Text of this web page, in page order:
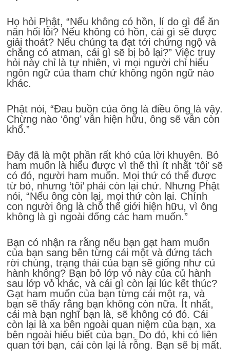
Họ hỏi Phật, “Nếu không có hồn, lí do gì để ăn
năn hối lỗi? Nếu không có hồn, cái gì sẽ được
giải thoát? Nếu chúng ta đạt tới chứng ngộ và
chẳng có atman, cái gì sẽ bị bỏ lại?” Việc truy
hỏi này chỉ là tự nhiên, vì mọi người chỉ hiểu
ngôn ngữ của tham chứ không ngôn ngữ nào
khác.
Phật nói, “Đau buồn của ông là điều ông là vậy.
Chừng nào ‘ông’ vẫn hiện hữu, ông sẽ vẫn còn
khổ.”
Đây đã là một phần rất khó của lời khuyên. Bỏ
ham muốn là hiểu được vì thế thì ít nhất ‘tôi’ sẽ
có đó, người ham muốn. Mọi thứ có thể được
từ bỏ, nhưng ‘tôi’ phải còn lại chứ. Nhưng Phật
nói, “Nếu ông còn lại, mọi thứ còn lại. Chính
con người ông là chỗ thế giới hiện hữu, vì ông
không là gì ngoài đống các ham muốn.”
Bạn có nhận ra rằng nếu bạn gạt ham muốn
của bạn sang bên từng cái một và đứng tách
rời chúng, trạng thái của bạn sẽ giống như củ
hành không? Bạn bỏ lớp vỏ này của củ hành
sau lớp vỏ khác, và cái gì còn lại lúc kết thúc?
Gạt ham muốn của bạn từng cái một ra, và
bạn sẽ thấy rằng bạn không còn nữa. Ít nhất,
cái mà bạn nghĩ bạn là, sẽ không có đó. Cái
còn lại là xa bên ngoài quan niệm của bạn, xa
bên ngoài hiểu biết của bạn. Do đó, khi có liên
quan tới bạn, cái còn lại là rỗng. Bạn sẽ bị mất.